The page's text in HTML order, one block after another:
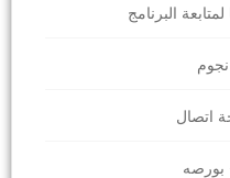
البرنامج
اتصال
بورصه